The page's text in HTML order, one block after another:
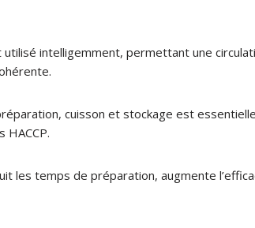
intelligemment, permettant une
cuisson et stockage est
les temps de préparation, augmente